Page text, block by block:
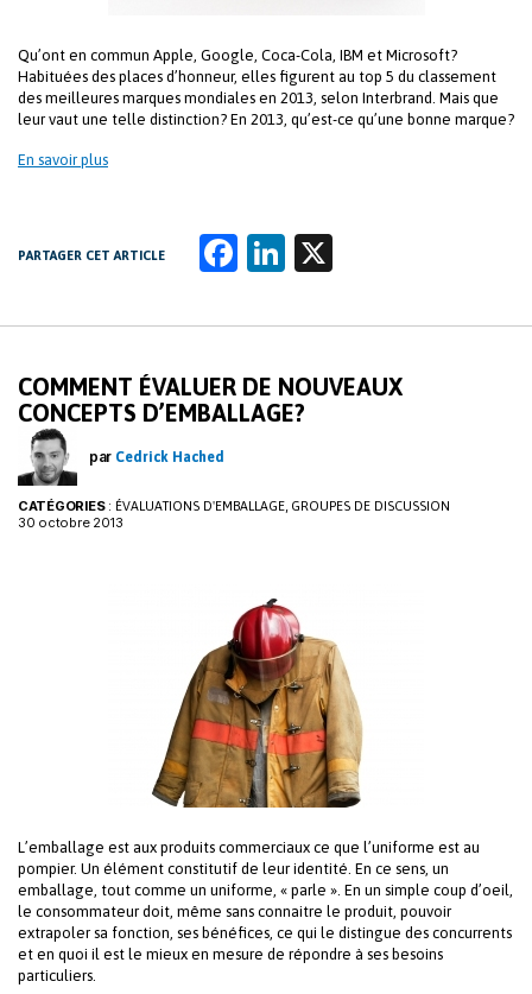
Qu’ont en commun Apple, Google, Coca-Cola, IBM et Microsoft?
Habituées des places d’honneur, elles figurent au top 5 du classement
des meilleures marques mondiales en 2013, selon Interbrand. Mais que
leur vaut une telle distinction? En 2013, qu’est-ce qu’une bonne marque?
En savoir plus
PARTAGER CET ARTICLE
Fa
b
o
o
Li
k
e
dI
COMMENT ÉVALUER DE NOUVEAUX
CONCEPTS D’EMBALLAGE?
par Cedrick Hached
CATÉGORIES: ÉVALUATIONS D'EMBALLAGE, GROUPES DE DISCUSSION
30 octobre 2013
L’emballage est aux produits commerciaux ce que l’uniforme est au
pompier. Un élément constitutif de leur identité. En ce sens, un
emballage, tout comme un uniforme, « parle ». En un simple coup d’oeil,
le consommateur doit, même sans connaitre le produit, pouvoir
extrapoler sa fonction, ses bénéfices, ce qui le distingue des concurrents
et en quoi il est le mieux en mesure de répondre à ses besoins
particuliers.